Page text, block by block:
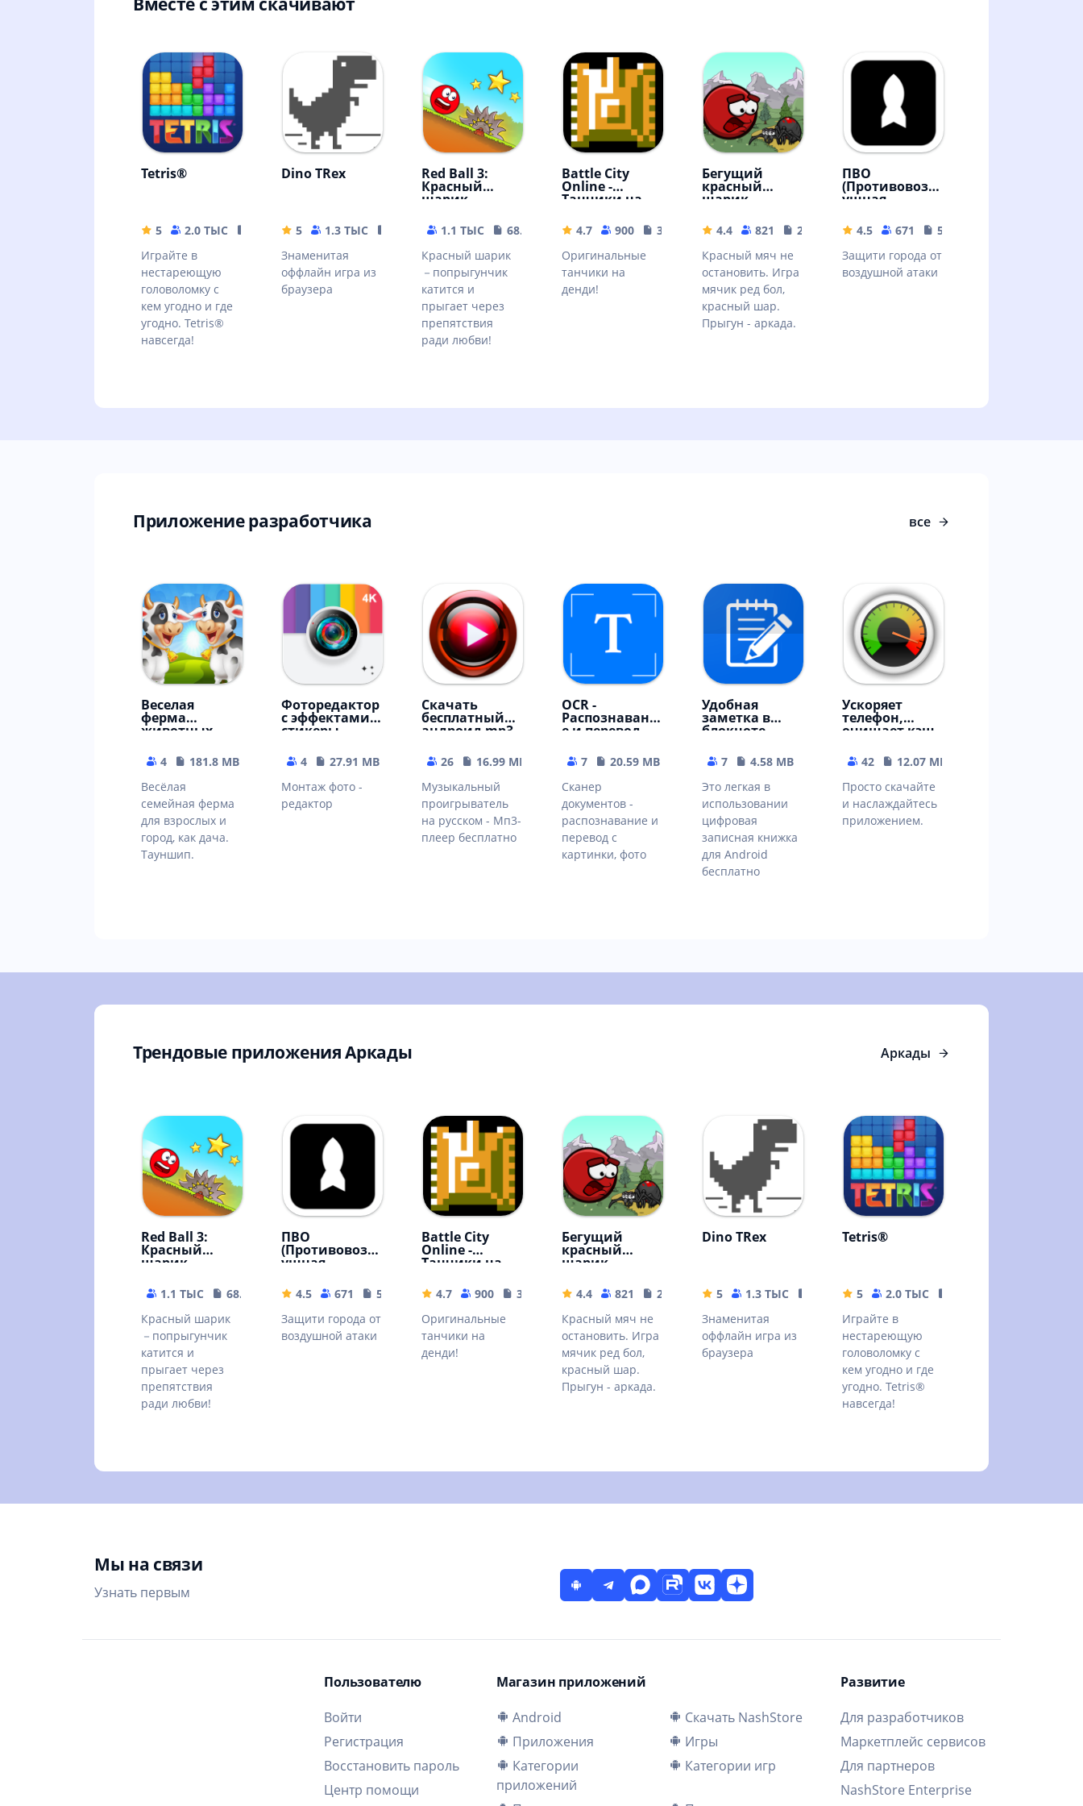
Tetris®
5 2.0 ТЫС
160.88 MB
Играйте в
нестареющую
головоломку с
кем угодно и где
угодно. Tetris®
навсегда!
Dino TRex
5 1.3 ТЫС
6.39 MB
Знаменитая
оффлайн игра из
браузера
Red Ball 3:
Красный
шарик
1.1 ТЫС
68.72 MB
Красный шарик
－попрыгунчик
катится и
прыгает через
препятствия
ради любви!
Battle City
Online -
Танчики на
4.7 900
32.38 MB
Оригинальные
танчики на
денди!
Бегущий
красный
шарик
4.4 821
24.52 MB
Красный мяч не
остановить. Игра
мячик ред бол,
красный шар.
Прыгун - аркада.
ПВО
(Противовозд
ушная
4.5 671
55.09 MB
Защити города от
воздушной атаки
Приложение разработчика ⠀ все
Веселая
ферма
животных -
без интернета
4
181.8 MB
Весёлая
семейная ферма
для взрослых и
город, как дача.
Тауншип.
Фоторедактор
с эффектами,
стикеры,
4
27.91 MB
Монтаж фото -
редактор
Cкачать
бесплатный
андроид mp3
музыки
26
16.99 MB
Музыкальный
проигрыватель
на русском - Мп3-
плеер бесплатно
OCR -
Распознавани
е и перевод
пдф
7
20.59 MB
Сканер
документов -
распознавание и
перевод с
картинки, фото
Удобная
заметка в
блокноте -
заметок
7
4.58 MB
Это легкая в
использовании
цифровая
записная книжка
для Android
бесплатно
Ускоряет
телефон,
очищает кэш
ватсап
42
12.07 MB
Просто скачайте
и наслаждайтесь
приложением.
Трендовые приложения Аркады Аркады
Red Ball 3:
Красный
шарик
1.1 ТЫС
68.72 MB
Красный шарик
－попрыгунчик
катится и
прыгает через
препятствия
ради любви!
ПВО
(Противовозд
ушная
4.5 671
55.09 MB
Защити города от
воздушной атаки
Battle City
Online -
Танчики на
4.7 900
32.38 MB
Оригинальные
танчики на
денди!
Бегущий
красный
шарик
4.4 821
24.52 MB
Красный мяч не
остановить. Игра
мячик ред бол,
красный шар.
Прыгун - аркада.
Dino TRex
5 1.3 ТЫС
6.39 MB
Знаменитая
оффлайн игра из
браузера
Tetris®
5 2.0 ТЫС
Играйте в
нестареющую
головоломку с
кем угодно и где
угодно. Tetris®
навсегда!
Мы на связи
Узнать первым
Пользователю
Войти
Регистрация
Восстановить пароль
Центр помощи
Магазин приложений
Android
Скачать NashStore
Приложения
Игры
Категории
приложений
Категории игр
Развитие
Для разработчиков
Маркетплейс сервисов
Для партнеров
NashStore Enterprise